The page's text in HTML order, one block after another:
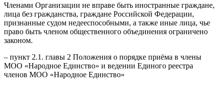
Членами Организации не вправе быть иностранные граждане,
лица без гражданства, граждане Российской Федерации,
признанные судом недееспособными, а также иные лица, чье
право быть членом общественного объединения ограничено
законом.
– пункт 2.1. главы 2 Положения о порядке приёма в члены
МОО «Народное Единство» и ведении Единого реестра
членов МОО «Народное Единство»